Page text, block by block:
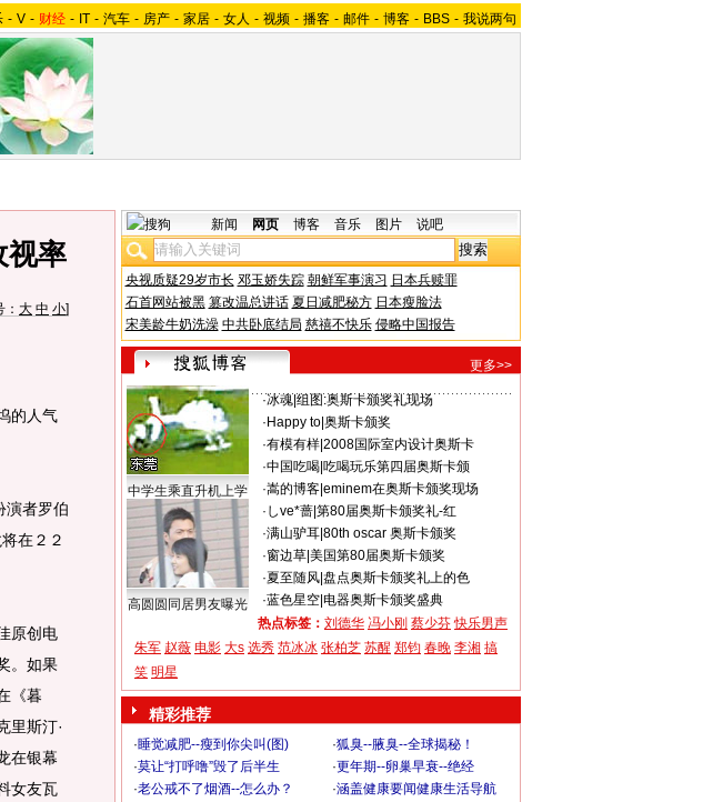
- V - 财经 - IT - 汽车 - 房产 - 家居 - 女人 - 视频 - 播客 - 邮件 - 博客 - BBS - 我说两句
视率
大 中 小]
的人气
者罗伯
在２２
原创电
。如果
《暮
里斯汀·
在银幕
女友瓦
新闻 网页 博客 音乐 图片 说吧
央视质疑29岁市长 邓玉娇失踪 朝鲜军事演习 日本兵赎罪
石首网站被黑 篡改温总讲话 夏日减肥秘方 日本瘦脸法
宋美龄牛奶洗澡 中共卧底结局 慈禧不快乐 侵略中国报告
更多>>
中学生乘直升机上学
高圆圆同居男友曝光
·冰魂| 组图:奥斯卡颁奖礼现场
· Happy to| 奥斯卡颁奖
·有模有样| 2008国际室内设计奥斯卡
·中国吃喝| 吃喝玩乐第四届奥斯卡颁
·嵩的博客| eminem在奥斯卡颁奖现场
· しve*蔷| 第80届奥斯卡颁奖礼-红
·满山驴耳| 80th oscar 奥斯卡颁奖
·窗边草| 美国第80届奥斯卡颁奖
·夏至随风| 盘点奥斯卡颁奖礼上的色
·蓝色星空| 电器奥斯卡颁奖盛典
热点标签： 刘德华 冯小刚 蔡少芬 快乐男声
朱军 赵薇 电影 大s 选秀 范冰冰 张柏芝 苏醒 郑钧 春晚 李湘 搞
笑 明星
精彩推荐
·睡觉减肥--瘦到你尖叫(图) ·狐臭--腋臭--全球揭秘！
·莫让“打呼噜”毁了后半生 ·更年期--卵巢早衰--绝经
·老公戒不了烟酒--怎么办？ ·涵盖健康要闻健康生活导航